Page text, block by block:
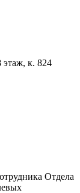
этаж, к. 824
Отдела